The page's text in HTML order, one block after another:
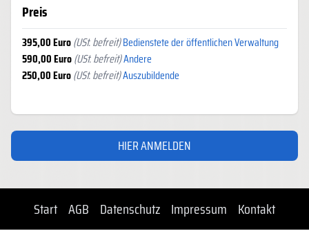
Preis
395,00 Euro(USt. befreit)Bedienstete der öffentlichen Verwaltung
590,00 Euro(USt. befreit)Andere
250,00 Euro(USt. befreit)Auszubildende
HIER ANMELDEN
Start AGB Datenschutz Impressum Kontakt